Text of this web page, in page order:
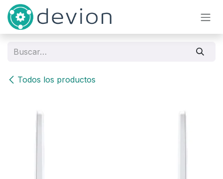
Ir al contenido
Todos los productos